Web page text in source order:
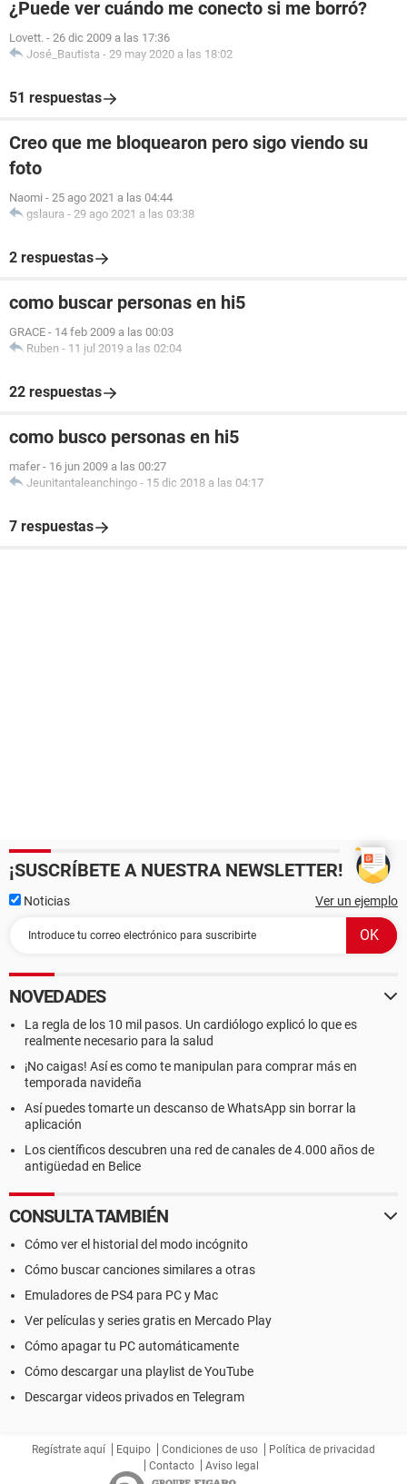
¿Puede ver cuándo me conecto si me borró?
Lovett. - 26 dic 2009 a las 17:36
José_Bautista - 29 may 2020 a las 18:02
51 respuestas
Creo que me bloquearon pero sigo viendo su
foto
Naomi - 25 ago 2021 a las 04:44
gslaura - 29 ago 2021 a las 03:38
2 respuestas
como buscar personas en hi5
GRACE - 14 feb 2009 a las 00:03
Ruben - 11 jul 2019 a las 02:04
22 respuestas
como busco personas en hi5
mafer - 16 jun 2009 a las 00:27
Jeunitantaleanchingo - 15 dic 2018 a las 04:17
7 respuestas
¡SUSCRÍBETE A NUESTRA NEWSLETTER!
Noticias Ver un ejemplo
NOVEDADES
La regla de los 10 mil pasos. Un cardiólogo explicó lo que es
realmente necesario para la salud
¡No caigas! Así es como te manipulan para comprar más en
temporada navideña
Así puedes tomarte un descanso de WhatsApp sin borrar la
aplicación
Los científicos descubren una red de canales de 4.000 años de
antigüedad en Belice
CONSULTA TAMBIÉN
Cómo ver el historial del modo incógnito
Cómo buscar canciones similares a otras
Emuladores de PS4 para PC y Mac
Ver películas y series gratis en Mercado Play
Cómo apagar tu PC automáticamente
Cómo descargar una playlist de YouTube
Descargar videos privados en Telegram
Regístrate aquí Equipo Condiciones de uso
Política de privacidad
Contacto
Aviso legal